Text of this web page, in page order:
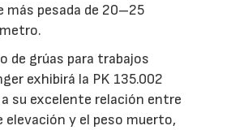
más pesada de 20–25
de grúas para trabajos
exhibirá la PK 135.002
a su excelente relación entre
elevación y el peso muerto,